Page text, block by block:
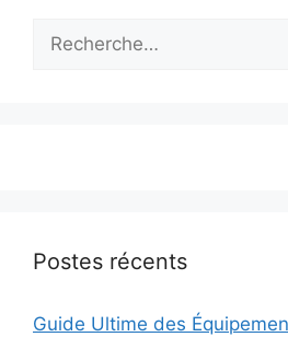
Rechercher :
Postes récents
Guide Ultime des